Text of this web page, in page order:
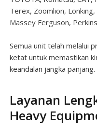
Terex, Zoomlion, Lonking,
Massey Ferguson,
Semua unit telah melalui
ketat untuk memastikan
keandalan jangka panjang.
Layanan
Heavy